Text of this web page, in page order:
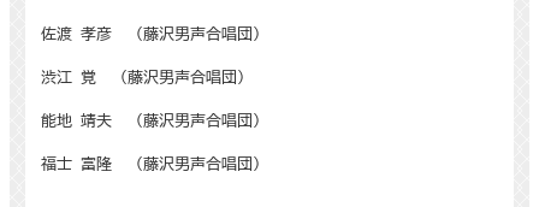
佐渡 孝彦 （藤沢男声合唱団）
渋江 覚 （藤沢男声合唱団）
能地 靖夫 （藤沢男声合唱団）
福士 富隆 （藤沢男声合唱団）